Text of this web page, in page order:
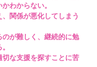
わからない。
関係が悪化してしまう
のが難しく、継続的に勉
切な支援を探すことに苦